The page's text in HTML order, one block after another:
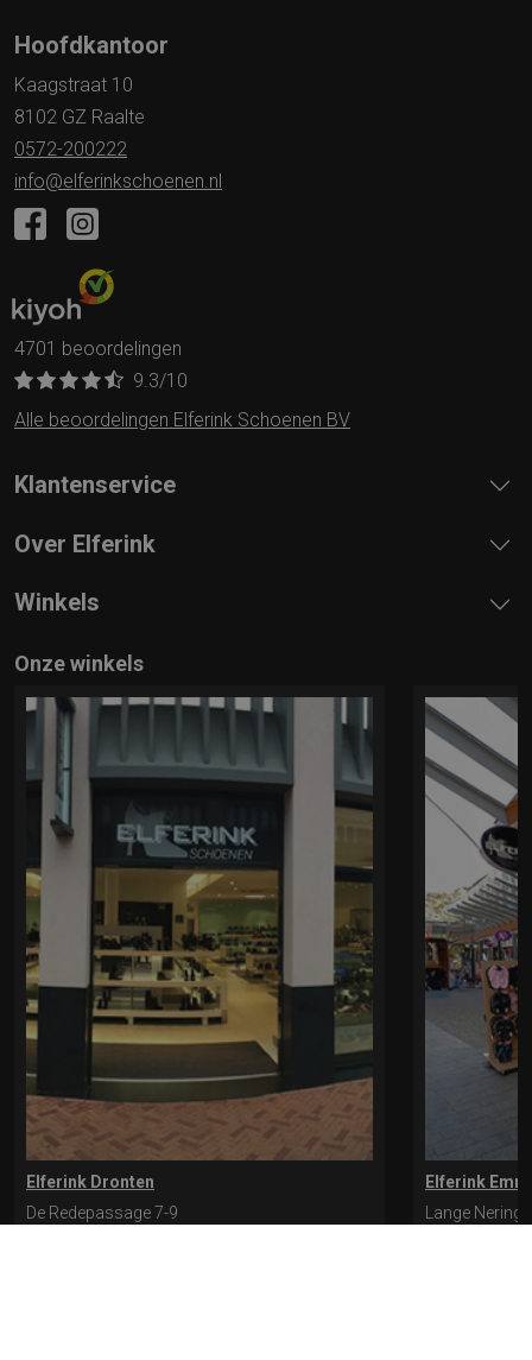
Hoofdkantoor
Kaagstraat 10
8102 GZ Raalte
0572-200222
info@elferinkschoenen.nl
4701 beoordelingen
9.3/10
Alle beoordelingen Elferink Schoenen BV
Klantenservice
Over Elferink
Winkels
Onze winkels
Elferink Dronten
De Redepassage 7-9
Elferink
Lange Nering